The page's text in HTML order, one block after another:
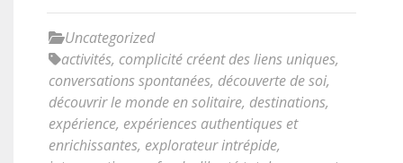
Uncategorized
activités, complicité créent des liens uniques,
conversations spontanées, découverte de soi,
découvrir le monde en solitaire, destinations,
expérience, expériences authentiques et
enrichissantes, explorateur intrépide,